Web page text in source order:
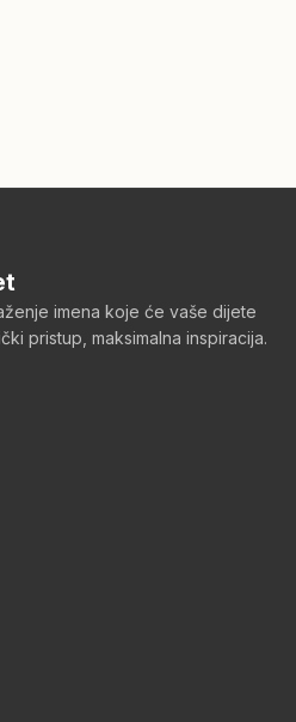
imena koje će vaše dijete
pristup, maksimalna inspiracija.